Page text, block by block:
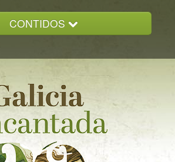
CONTIDOS
GALICIA ENCANTADA
DOCUMENTACION
NOVAS
CONTACTO